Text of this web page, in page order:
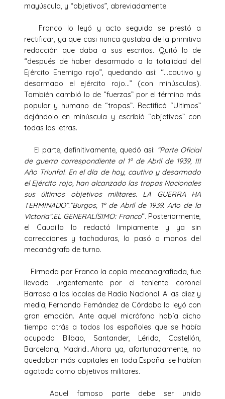
mayúscula, y “objetivos”, abreviadamente.
Franco lo leyó y acto seguido se prestó a
rectificar, ya que casi nunca gustaba de la primitiva
redacción que daba a sus escritos. Quitó lo de
“después de haber desarmado a la totalidad del
Ejército Enemigo rojo”, quedando así: “…cautivo y
desarmado el ejército rojo…” (con minúsculas).
También cambió lo de “fuerzas” por el término más
popular y humano de “tropas”. Rectificó “Ultimos”
dejándolo en minúscula y escribió “objetivos” con
todas las letras.
El parte, definitivamente, quedó así: “Parte Oficial
de guerra correspondiente al 1º de Abril de 1939, III
Año Triunfal. En el día de hoy, cautivo y desarmado
el Ejército rojo, han alcanzado las tropas Nacionales
sus últimos objetivos militares. LA GUERRA HA
TERMINADO”.”Burgos, 1º de Abril de 1939. Año de la
Victoria”.EL GENERALÍSIMO: Franco“. Posteriormente,
el Caudillo lo redactó limpiamente y ya sin
correcciones y tachaduras, lo pasó a manos del
mecanógrafo de turno.
Firmada por Franco la copia mecanografiada, fue
llevada urgentemente por el teniente coronel
Barroso a los locales de Radio Nacional. A las diez y
media, Fernando Fernández de Córdoba lo leyó con
gran emoción. Ante aquel micrófono había dicho
tiempo atrás a todos los españoles que se había
ocupado Bilbao, Santander, Lérida, Castellón,
Barcelona, Madrid…Ahora ya, afortunada­mente, no
quedaban más capitales en toda España: se habían
agotado como objetivos militares.
Aquel famoso parte debe ser unido